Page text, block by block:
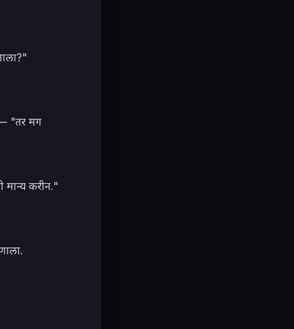
"तर मग
मान्य करीन."